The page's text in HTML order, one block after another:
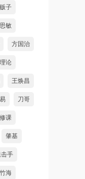
子
敏
方国治
论
王焕昌
刀哥
课
肇基
手
海